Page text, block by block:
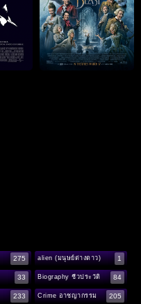
275 alien (มนุษย์ต่างดาว) 1
33 Biography ชีวประวัติ 84
233 Crime อาชญากรรม 205